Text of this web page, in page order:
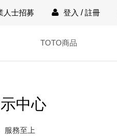
人士招募 登入 /註冊
TOTO商品
中心
服務至上